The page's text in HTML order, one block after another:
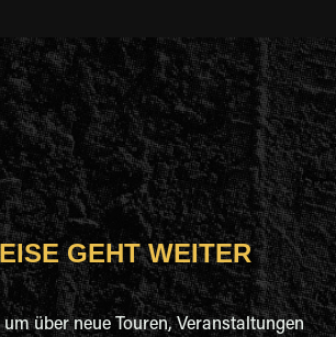
GEHT WEITER
über neue Touren, Veranstaltungen